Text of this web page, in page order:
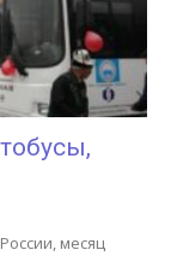
месяц